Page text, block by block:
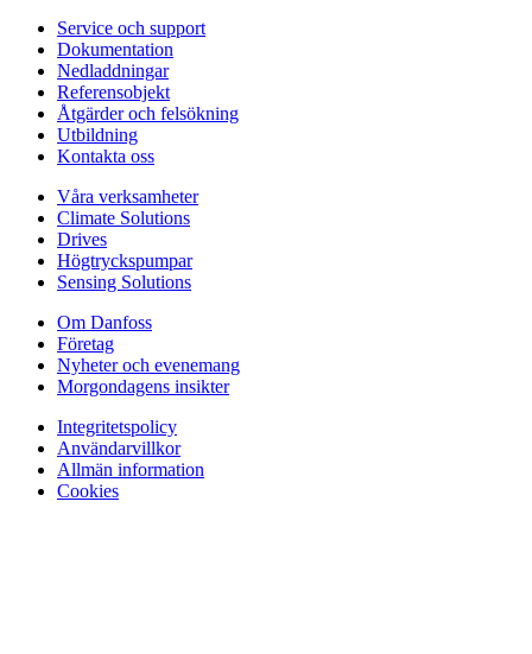
Service och support
Dokumentation
Nedladdningar
Referensobjekt
Åtgärder och felsökning
Utbildning
Kontakta oss
Våra verksamheter
Climate Solutions
Drives
Högtryckspumpar
Sensing Solutions
Om Danfoss
Företag
Nyheter och evenemang
Morgondagens insikter
Integritetspolicy
Användarvillkor
Allmän information
Cookies